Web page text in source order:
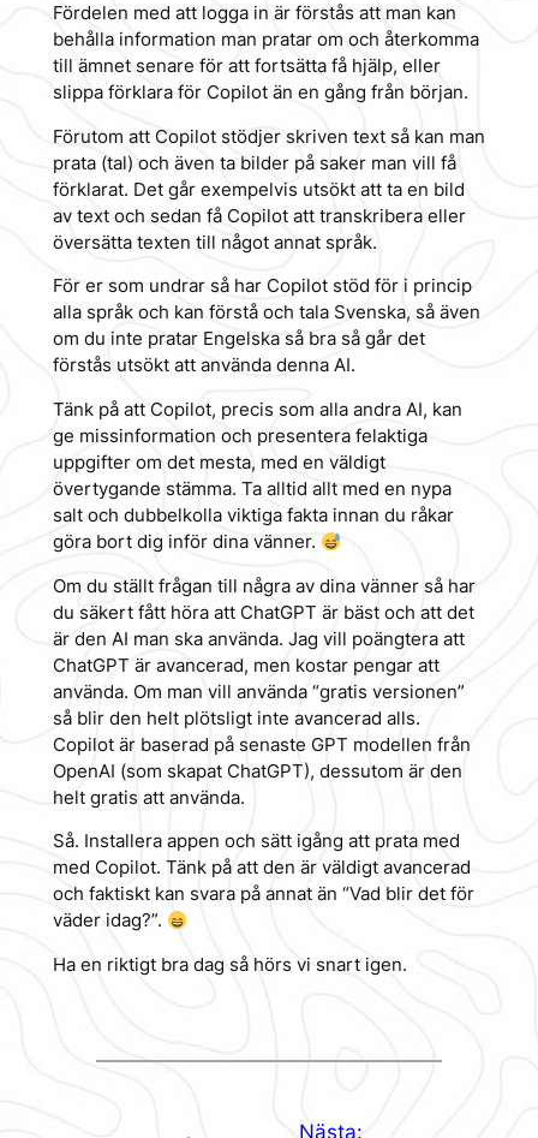
Fördelen med att logga in är förstås att man kan
behålla information man pratar om och återkomma
till ämnet senare för att fortsätta få hjälp, eller
slippa förklara för Copilot än en gång från början.
Förutom att Copilot stödjer skriven text så kan man
prata (tal) och även ta bilder på saker man vill få
förklarat. Det går exempelvis utsökt att ta en bild
av text och sedan få Copilot att transkribera eller
översätta texten till något annat språk.
För er som undrar så har Copilot stöd för i princip
alla språk och kan förstå och tala Svenska, så även
om du inte pratar Engelska så bra så går det
förstås utsökt att använda denna AI.
Tänk på att Copilot, precis som alla andra AI, kan
ge missinformation och presentera felaktiga
uppgifter om det mesta, med en väldigt
övertygande stämma. Ta alltid allt med en nypa
salt och dubbelkolla viktiga fakta innan du råkar
göra bort dig inför dina vänner.
Om du ställt frågan till några av dina vänner så har
du säkert fått höra att ChatGPT är bäst och att det
är den AI man ska använda. Jag vill poängtera att
ChatGPT är avancerad, men kostar pengar att
använda. Om man vill använda “gratis versionen”
så blir den helt plötsligt inte avancerad alls.
Copilot är baserad på senaste GPT modellen från
OpenAI (som skapat ChatGPT), dessutom är den
helt gratis att använda.
Så. Installera appen och sätt igång att prata med
med Copilot. Tänk på att den är väldigt avancerad
och faktiskt kan svara på annat än “Vad blir det för
väder idag?”.
Ha en riktigt bra dag så hörs vi snart igen.
Nästa: